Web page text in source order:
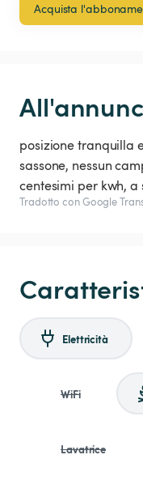
Acquista
posizione tranquilla
sassone, nessun
centesimi per kwh,
Tradotto con Google
Elettricità
WiFi
Lavatrice